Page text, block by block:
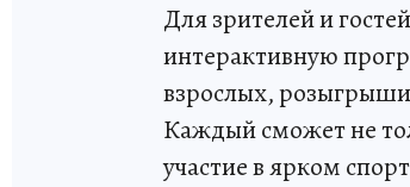
Для зрителей и
интерактивную
взрослых,
Каждый сможет не
участие в ярком